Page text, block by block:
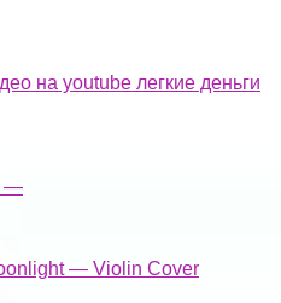
на youtube легкие деньги
—
— Violin Cover